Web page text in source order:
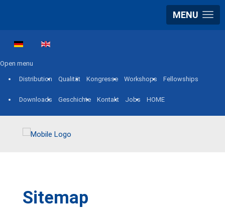
MENU
Open menu
Distribution Qualität Kongresse Workshops Fellowships
Downloads Geschichte Kontakt Jobs HOME
Sitemap